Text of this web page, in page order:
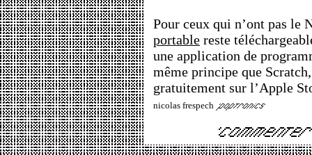
Pour ceux qui n’ont pas le
portable reste
une application de
même principe que
gratuitement sur l’Apple
nicolas frespech